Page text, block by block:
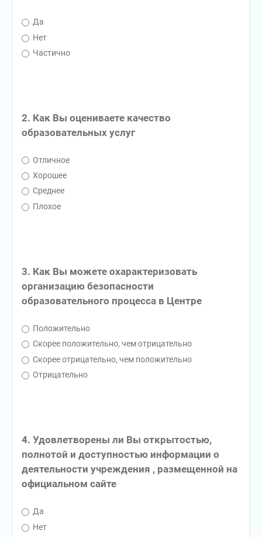
Да
Нет
Частично
2. Как Вы оцениваете качество
образовательных услуг
Отличное
Хорошее
Среднее
Плохое
3. Как Вы можете охарактеризовать
организацию безопасности
образовательного процесса в Центре
Положительно
Скорее положительно, чем отрицательно
Скорее отрицательно, чем положительно
Отрицательно
4. Удовлетворены ли Вы открытостью,
полнотой и доступностью информации о
деятельности учреждения , размещенной на
официальном сайте
Да
Нет